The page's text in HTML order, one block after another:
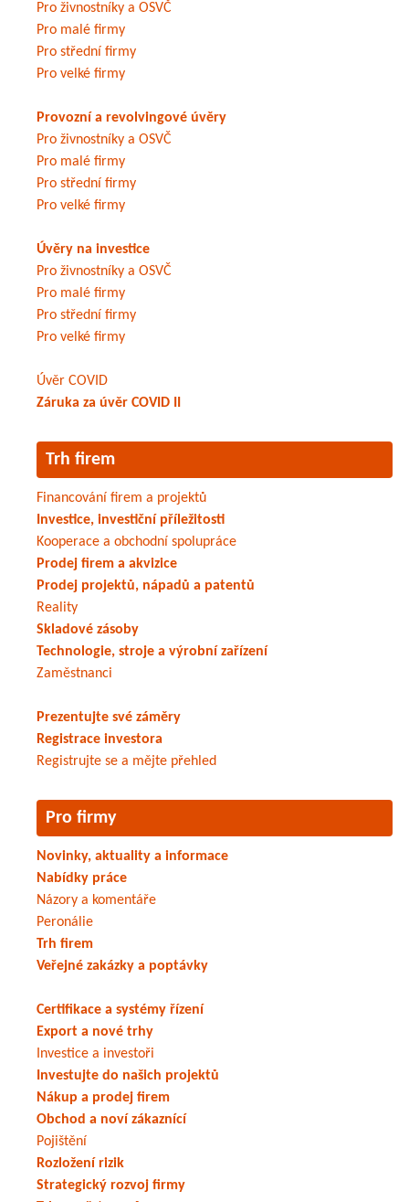
Pro živnostníky a OSVČ
Pro malé firmy
Pro střední firmy
Pro velké firmy
Provozní a revolvingové úvěry
Pro živnostníky a OSVČ
Pro malé firmy
Pro střední firmy
Pro velké firmy
Úvěry na investice
Pro živnostníky a OSVČ
Pro malé firmy
Pro střední firmy
Pro velké firmy
Úvěr COVID
Záruka za úvěr COVID II
Trh firem
Financování firem a projektů
Investice, investiční příležitosti
Kooperace a obchodní spolupráce
Prodej firem a akvizice
Prodej projektů, nápadů a patentů
Reality
Skladové zásoby
Technologie, stroje a výrobní zařízení
Zaměstnanci
Prezentujte své záměry
Registrace investora
Registrujte se a mějte přehled
Pro firmy
Novinky, aktuality a informace
Nabídky práce
Názory a komentáře
Peronálie
Trh firem
Veřejné zakázky a poptávky
Certifikace a systémy řízení
Export a nové trhy
Investice a investoři
Investujte do našich projektů
Nákup a prodej firem
Obchod a noví zákaznící
Pojištění
Rozložení rizik
Strategický rozvoj firmy